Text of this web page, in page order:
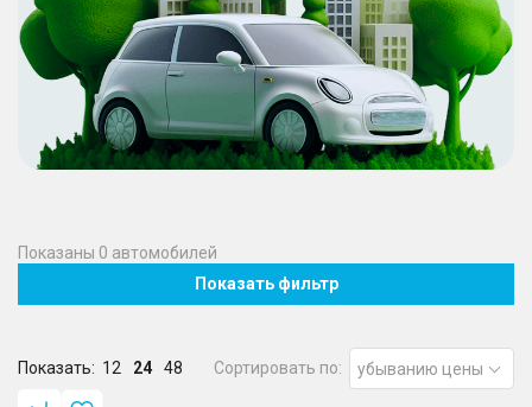
Показаны 0 автомобилей
Показать фильтр
Показать: 12 24 48 Сортировать по: убыванию цены